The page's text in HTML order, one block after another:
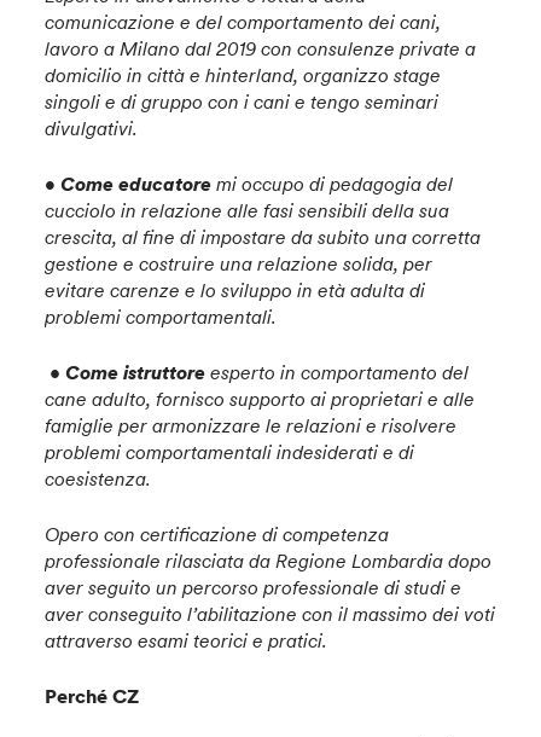
comunicazione e del comportamento dei cani,
lavoro a Milano dal 2019 con consulenze private a
domicilio in città e hinterland, organizzo stage
singoli e di gruppo con i cani e tengo seminari
divulgativi.
• Come educatore mi occupo di pedagogia del
cucciolo in relazione alle fasi sensibili della sua
crescita, al fine di impostare da subito una corretta
gestione e costruire una relazione solida, per
evitare carenze e lo sviluppo in età adulta di
problemi comportamentali.
•Come istruttore esperto in comportamento del
cane adulto, fornisco supporto ai proprietari e alle
famiglie per armonizzare le relazioni e risolvere
problemi comportamentali indesiderati e di
coesistenza.
Opero con certificazione di competenza
professionale rilasciata da Regione Lombardia dopo
aver seguito un percorso professionale di studi e
aver conseguito l’abilitazione con il massimo dei voti
attraverso esami teorici e pratici.
Perché CZ